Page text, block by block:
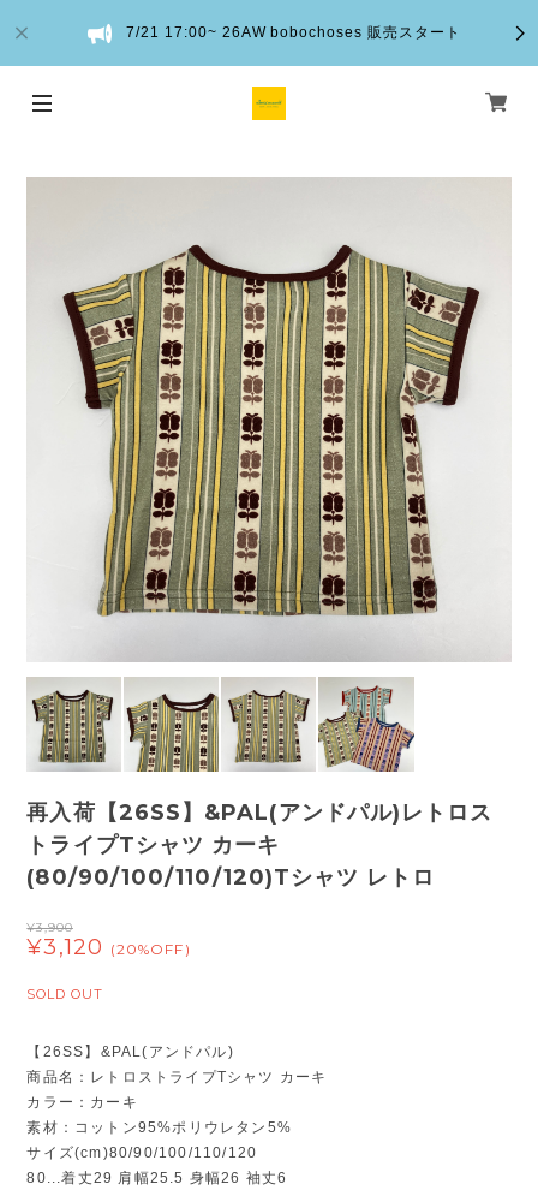
7/21 17:00~ 26AW bobochoses 販売スタート
再入荷【26SS】&PAL(アンドパル)レトロス
トライプTシャツ カーキ
(80/90/100/110/120)Tシャツ レトロ
¥3,900
¥3,120 (20%OFF)
SOLD OUT
【26SS】&PAL(アンドパル)
商品名：レトロストライプTシャツ カーキ
カラー：カーキ
素材：コットン95%ポリウレタン5%
サイズ(cm)80/90/100/110/120
80...着丈29 肩幅25.5 身幅26 袖丈6